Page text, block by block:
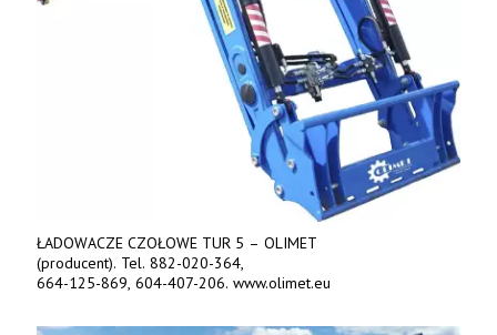
ŁADOWACZE CZOŁOWE TUR 5 – OLIMET
(producent). Tel. 882-020-364,
664-125-869, 604-407-206. www.olimet.eu